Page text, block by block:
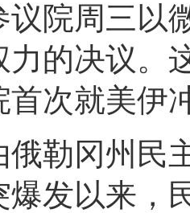
周三以微
力的决议。
首次就美伊
冈州民主
爆发以来，